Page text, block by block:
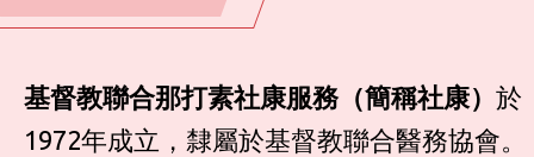
基督教聯合那打素社康服務（簡稱社康） 於
1972年成立，隸屬於基督教聯合醫務協會。